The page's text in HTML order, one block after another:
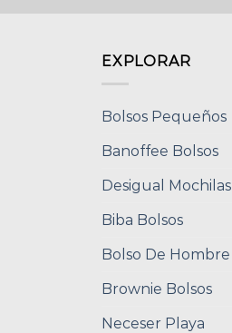
EXPLORAR
Bolsos Pequeños
Banoffee Bolsos
Desigual Mochilas
Biba Bolsos
Bolso De Hombre
Brownie Bolsos
Neceser Playa